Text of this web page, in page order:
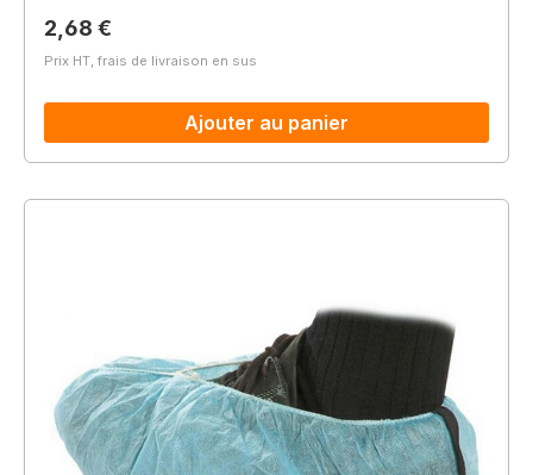
Prix régulier :
2,68 €
Prix HT, frais de livraison en sus
Ajouter au panier